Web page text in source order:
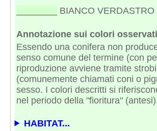
BIANCO VERDASTRO
Annotazione sui colori osservati
Essendo una conifera non
senso comune del termine (con
riproduzione avviene tramite
(comunemente chiamati coni o
sesso. I colori descritti si
nel periodo della "fioritura"
HABITAT...